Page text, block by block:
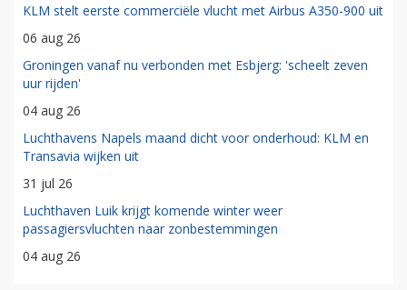
KLM stelt eerste commerciële vlucht met Airbus A350-900 uit
06 aug 26
Groningen vanaf nu verbonden met Esbjerg: 'scheelt zeven
uur rijden'
04 aug 26
Luchthavens Napels maand dicht voor onderhoud: KLM en
Transavia wijken uit
31 jul 26
Luchthaven Luik krijgt komende winter weer
passagiersvluchten naar zonbestemmingen
04 aug 26